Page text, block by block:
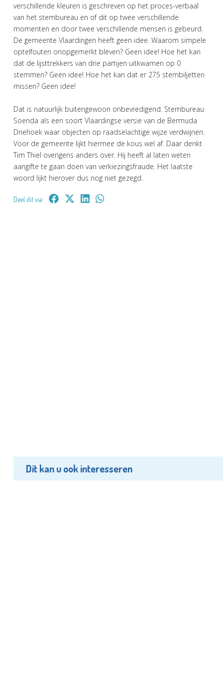
verschillende kleuren is geschreven op het proces-verbaal
van het stembureau en of dit op twee verschillende
momenten en door twee verschillende mensen is gebeurd.
De gemeente Vlaardingen heeft geen idee. Waarom simpele
optelfouten onopgemerkt bleven? Geen idee! Hoe het kan
dat de lijsttrekkers van drie partijen uitkwamen op 0
stemmen? Geen idee! Hoe het kan dat er 275 stembiljetten
missen? Geen idee!
Dat is natuurlijk buitengewoon onbevredigend. Stembureau
Soenda als een soort Vlaardingse versie van de Bermuda
Driehoek waar objecten op raadselachtige wijze verdwijnen.
Voor de gemeente lijkt hiermee de kous wel af. Daar denkt
Tim Thiel overigens anders over. Hij heeft al laten weten
aangifte te gaan doen van verkiezingsfraude. Het laatste
woord lijkt hierover dus nog niet gezegd.
Deel dit via:
Dit kan u ook interesseren